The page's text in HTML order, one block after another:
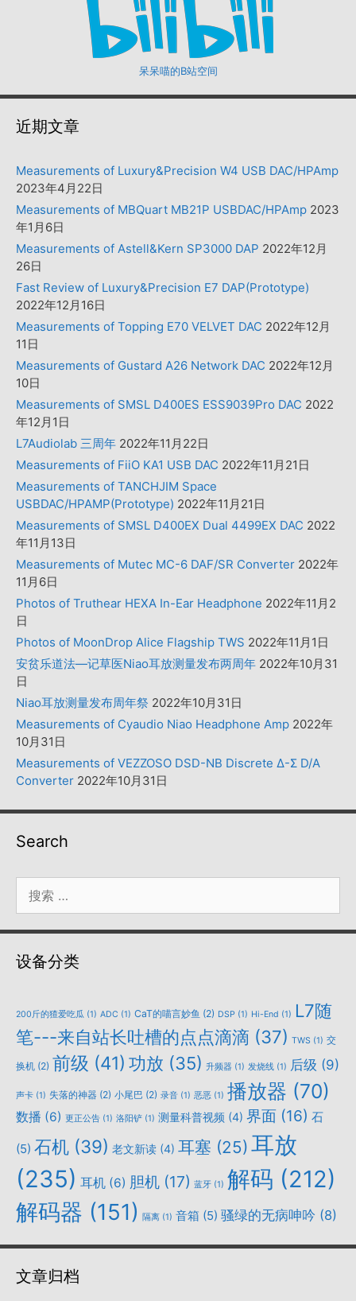
呆呆喵的B站空间
近期文章
Measurements of Luxury&Precision W4 USB DAC/HPAmp
2023年4月22日
Measurements of MBQuart MB21P USBDAC/HPAmp 2023
年1月6日
Measurements of Astell&Kern SP3000 DAP 2022年12月
26日
Fast Review of Luxury&Precision E7 DAP(Prototype)
2022年12月16日
Measurements of Topping E70 VELVET DAC 2022年12月
11日
Measurements of Gustard A26 Network DAC 2022年12月
10日
Measurements of SMSL D400ES ESS9039Pro DAC 2022
年12月1日
L7Audiolab 三周年 2022年11月22日
Measurements of FiiO KA1 USB DAC 2022年11月21日
Measurements of TANCHJIM Space
USBDAC/HPAMP(Prototype) 2022年11月21日
Measurements of SMSL D400EX Dual 4499EX DAC 2022
年11月13日
Measurements of Mutec MC-6 DAF/SR Converter 2022年
11月6日
Photos of Truthear HEXA In-Ear Headphone 2022年11月2
日
Photos of MoonDrop Alice Flagship TWS 2022年11月1日
安贫乐道法—记草医Niao耳放测量发布两周年 2022年10月31
日
Niao耳放测量发布周年祭 2022年10月31日
Measurements of Cyaudio Niao Headphone Amp 2022年
10月31日
Measurements of VEZZOSO DSD-NB Discrete Δ-Σ D/A
Converter 2022年10月31日
Search
索：
设备分类
200斤的猹爱吃瓜 (1) ADC (1) CaT的喵言妙鱼 (2) DSP (1) Hi-End (1) L7随
笔---来自站长吐槽的点点滴滴 (37) TWS (1) 交
换机 (2) 前级 (41) 功放 (35) 升频器 (1) 发烧线 (1) 后级 (9)
声卡 (1) 失落的神器 (2) 小尾巴 (2) 录音 (1) 恶恶 (1) 播放器 (70)
数播 (6) 更正公告 (1) 洛阳铲 (1) 测量科普视频 (4) 界面 (16) 石
(5) 石机 (39) 老文新读 (4) 耳塞 (25) 耳放
(235) 耳机 (6) 胆机 (17) 蓝牙 (1) 解码 (212)
解码器 (151) 隔离 (1) 音箱 (5) 骚绿的无病呻吟 (8)
文章归档